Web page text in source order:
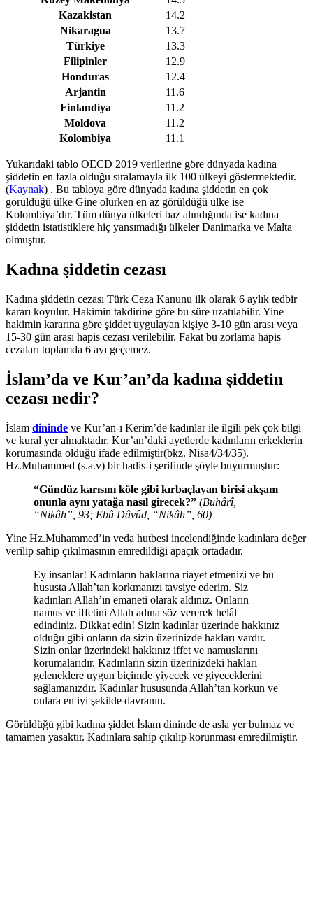
Kazakistan
14.2
Nikaragua
13.7
Türkiye
13.3
Filipinler
12.9
Honduras
12.4
Arjantin
11.6
Finlandiya
11.2
Moldova
11.2
Kolombiya
11.1
Yukarıdaki tablo OECD 2019 verilerine göre dünyada kadına
şiddetin en fazla olduğu sıralamayla ilk 100 ülkeyi göstermektedir.
(Kaynak) . Bu tabloya göre dünyada kadına şiddetin en çok
görüldüğü ülke Gine olurken en az görüldüğü ülke ise
Kolombiya’dır. Tüm dünya ülkeleri baz alındığında ise kadına
şiddetin istatistiklere hiç yansımadığı ülkeler Danimarka ve Malta
olmuştur.
Kadına şiddetin cezası
Kadına şiddetin cezası Türk Ceza Kanunu ilk olarak 6 aylık tedbir
kararı koyulur. Hakimin takdirine göre bu süre uzatılabilir. Yine
hakimin kararına göre şiddet uygulayan kişiye 3-10 gün arası veya
15-30 gün arası hapis cezası verilebilir. Fakat bu zorlama hapis
cezaları toplamda 6 ayı geçemez.
İslam’da ve Kur’an’da kadına şiddetin
cezası nedir?
İslam dininde ve Kur’an-ı Kerim’de kadınlar ile ilgili pek çok bilgi
ve kural yer almaktadır. Kur’an’daki ayetlerde kadınların erkeklerin
korumasında olduğu ifade edilmiştir(bkz. Nisa4/34/35).
Hz.Muhammed (s.a.v) bir hadis-i şerifinde şöyle buyurmuştur:
“Gündüz karısını köle gibi kırbaçlayan birisi akşam
onunla aynı yatağa nasıl girecek?” (Buhârî,
“Nikâh”, 93; Ebû Dâvûd, “Nikâh”, 60)
Yine Hz.Muhammed’in veda hutbesi incelendiğinde kadınlara değer
verilip sahip çıkılmasının emredildiği apaçık ortadadır.
Ey insanlar! Kadınların haklarına riayet etmenizi ve bu
hususta Allah’tan korkmanızı tavsiye ederim. Siz
kadınları Allah’ın emaneti olarak aldınız. Onların
namus ve iffetini Allah adına söz vererek helâl
edindiniz. Dikkat edin! Sizin kadınlar üzerinde hakkınız
olduğu gibi onların da sizin üzerinizde hakları vardır.
Sizin onlar üzerindeki hakkınız iffet ve namuslarını
korumalarıdır. Kadınların sizin üzerinizdeki hakları
geleneklere uygun biçimde yiyecek ve giyeceklerini
sağlamanızdır. Kadınlar hususunda Allah’tan korkun ve
onlara en iyi şekilde davranın.
Görüldüğü gibi kadına şiddet İslam dininde de asla yer bulmaz ve
tamamen yasaktır. Kadınlara sahip çıkılıp korunması emredilmiştir.